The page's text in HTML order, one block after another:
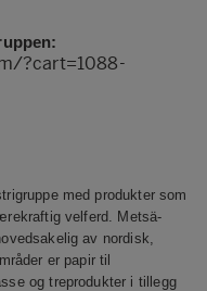
?cart=1088-
med produkter som
velferd. Metsä-
av nordisk,
er papir til
og treprodukter i tillegg